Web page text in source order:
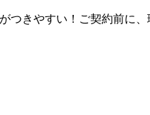
きやすい！ご契約前に